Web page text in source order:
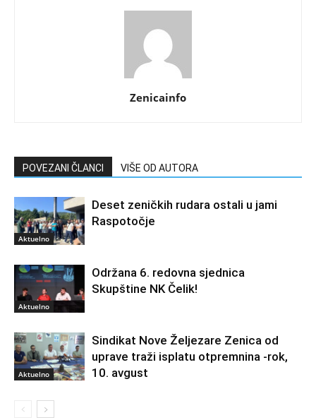
Zenicainfo
POVEZANI ČLANCI VIŠE OD AUTORA
Aktuelno
Deset zeničkih rudara ostali u jami
Raspotočje
Aktuelno
Održana 6. redovna sjednica
Skupštine NK Čelik!
Aktuelno
Sindikat Nove Željezare Zenica od
uprave traži isplatu otpremnina -rok,
10. avgust